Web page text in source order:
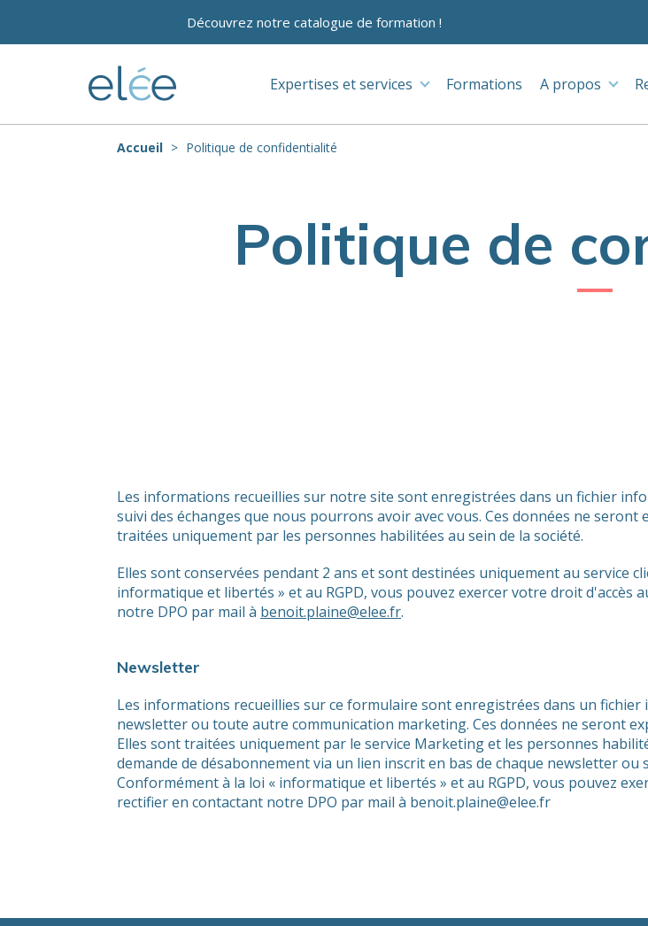
Découvrez notre catalogue de formation !
Expertises et services Formations A propos
Accueil Politique de confidentialité
Politique de
Les informations recueillies sur notre site sont enregistrées dans un fichier
suivi des échanges que nous pourrons avoir avec vous. Ces données ne
traitées uniquement par les personnes habilitées au sein de la société.
Elles sont conservées pendant 2 ans et sont destinées uniquement au service
informatique et libertés » et au RGPD, vous pouvez exercer votre droit
notre DPO par mail à benoit.plaine@elee.fr.
Newsletter
Les informations recueillies sur ce formulaire sont enregistrées dans un
newsletter ou toute autre communication marketing. Ces données ne seront
Elles sont traitées uniquement par le service Marketing et les personnes
demande de désabonnement via un lien inscrit en bas de chaque newsletter
Conformément à la loi « informatique et libertés » et au RGPD, vous pouvez
rectifier en contactant notre DPO par mail à benoit.plaine@elee.fr